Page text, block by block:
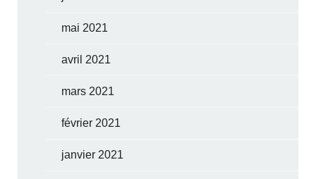
mai 2021
avril 2021
mars 2021
février 2021
janvier 2021